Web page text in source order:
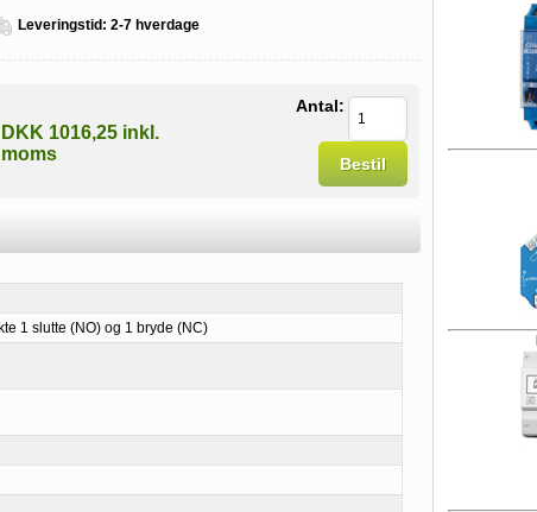
Leveringstid: 2-7 hverdage
DKK 1016,25 inkl.
moms
Antal:
Bestil
1 slutte (NO) og 1 bryde (NC)